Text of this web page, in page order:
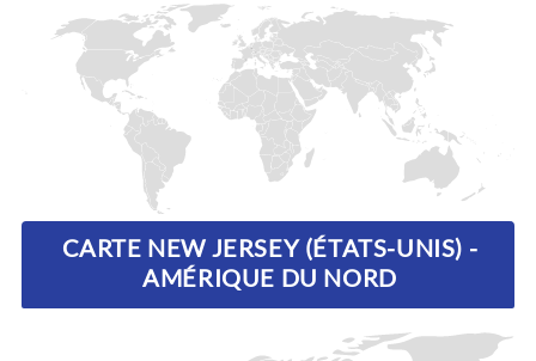
CARTE NEW JERSEY (ÉTATS-UNIS) -
AMÉRIQUE DU NORD